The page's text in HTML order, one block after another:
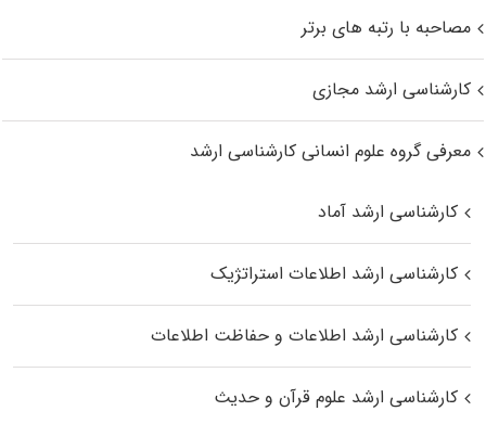
مصاحبه با رتبه های برتر
کارشناسی ارشد مجازی
معرفی گروه علوم انسانی کارشناسی ارشد
کارشناسی ارشد آماد
کارشناسی ارشد اطلاعات استراتژیک
کارشناسی ارشد اطلاعات و حفاظت اطلاعات
کارشناسی ارشد علوم قرآن و حدیث